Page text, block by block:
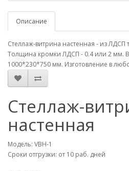
Описание
Стеллаж-витрина настенная - из
Толщина кромки ЛДСП - 0.4 или 2
1000*230*750 мм. Изготовление в
Стеллаж-
настенная
Модель: VBH-1
Сроки отгрузки: от 10 раб. дней